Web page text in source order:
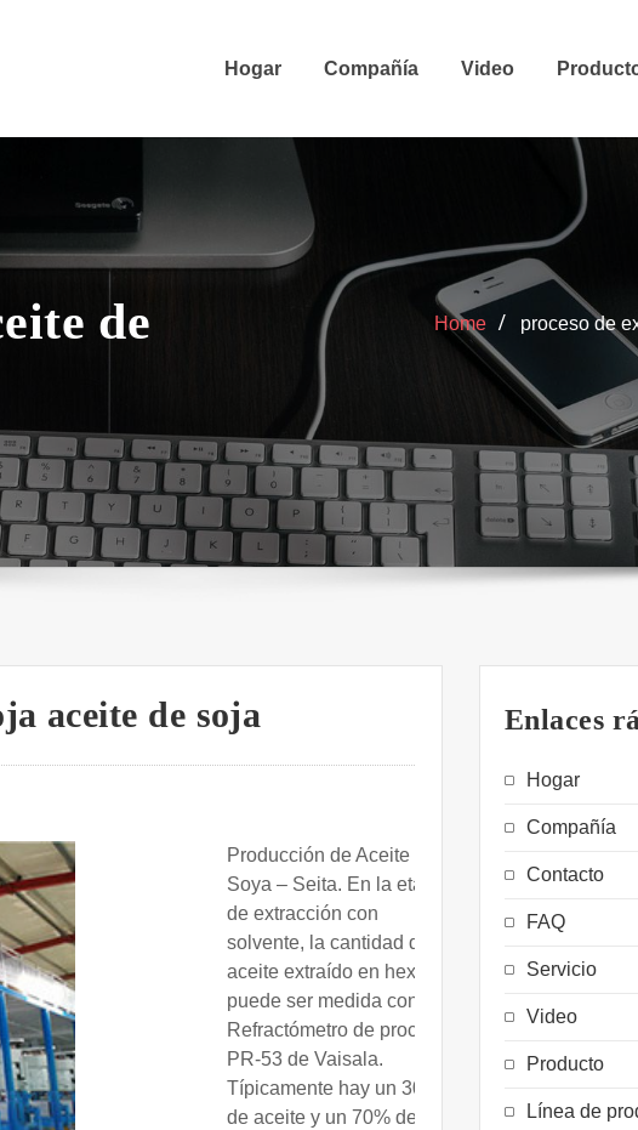
Hogar Compañía Video
de
Home proceso de
aceite de soja
Producción de Aceite de
Soya – Seita. En la etapa
de extracción con
solvente, la cantidad de
aceite extraído en hexano
puede ser medida con el
Refractómetro de procesos
PR-53 de Vaisala.
Típicamente hay un 30%
de aceite y un 70% de
Enlaces
Hogar
Compañía
Contacto
FAQ
Servicio
Video
Producto
Línea de